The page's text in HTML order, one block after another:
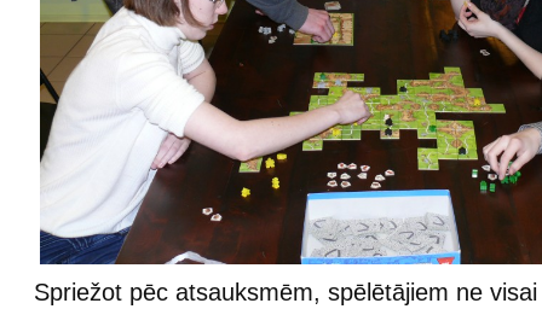
Spriežot pēc atsauksmēm, spēlētājiem ne